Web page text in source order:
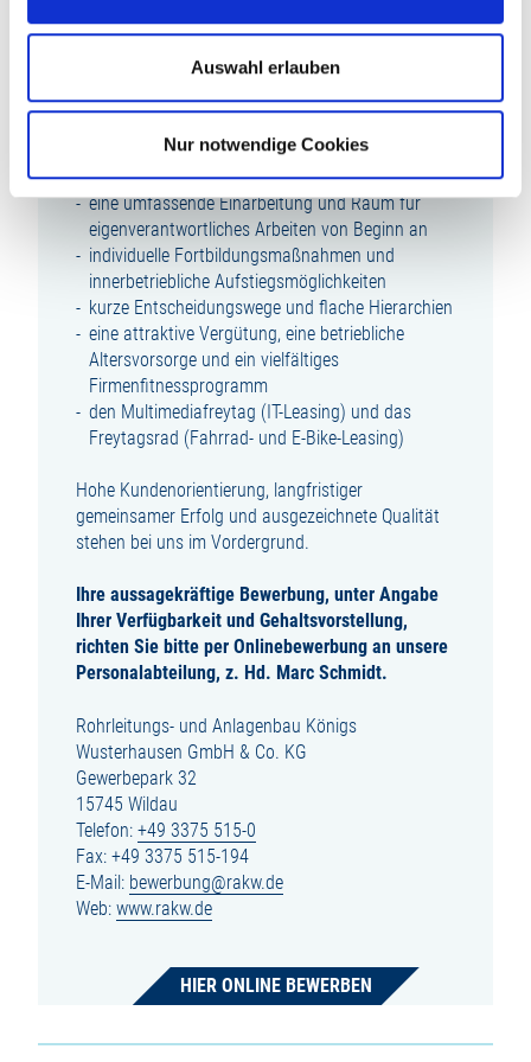
Auswahl erlauben
Nur notwendige Cookies
einen zukunftsorientierten, abwechslungsreichen
und modernen Arbeitsplatz in unserem
familiengeführten Unternehmensgruppe LUDWIG
FREYTAG
eine umfassende Einarbeitung und Raum für
eigenverantwortliches Arbeiten von Beginn an
individuelle Fortbildungsmaßnahmen und
innerbetriebliche Aufstiegsmöglichkeiten
kurze Entscheidungswege und flache Hierarchien
eine attraktive Vergütung, eine betriebliche
Altersvorsorge und ein vielfältiges
Firmenfitnessprogramm
den Multimediafreytag (IT-Leasing) und das
Freytagsrad (Fahrrad- und E-Bike-Leasing)
Hohe Kundenorientierung, langfristiger
gemeinsamer Erfolg und ausgezeichnete Qualität
stehen bei uns im Vordergrund.
Ihre aussagekräftige Bewerbung, unter Angabe
Ihrer Verfügbarkeit und Gehaltsvorstellung,
richten Sie bitte per Onlinebewerbung an unsere
Personalabteilung, z. Hd. Marc Schmidt.
Rohrleitungs- und Anlagenbau Königs
Wusterhausen GmbH & Co. KG
Gewerbepark 32
15745 Wildau
Telefon: +49 3375 515-0
Fax: +49 3375 515-194
E-Mail: bewerbung@rakw.de
Web: www.rakw.de
HIER ONLINE BEWERBEN